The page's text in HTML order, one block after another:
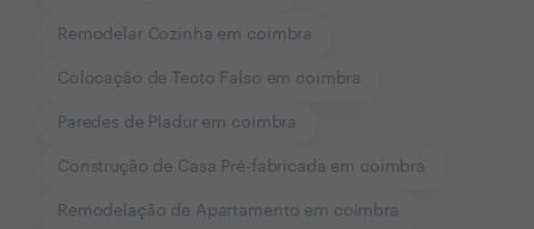
Remodelar Cozinha em coimbra
Colocação de Tecto Falso em coimbra
Paredes de Pladur em coimbra
Construção de Casa Pré-fabricada em coimbra
Remodelação de Apartamento em coimbra